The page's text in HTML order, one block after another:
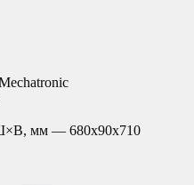
мм — 680х90х710